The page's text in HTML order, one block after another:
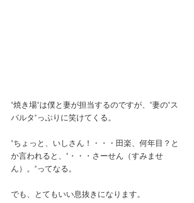
"焼き場"は僕と妻が担当するのですが、"妻の"ス
パルタ"っぷりに笑けてくる。
"ちょっと、いしさん！・・・田楽、何年目？と
か言われると、"・・・さーせん（すみませ
ん）。"ってなる。
でも、とてもいい息抜きになります。